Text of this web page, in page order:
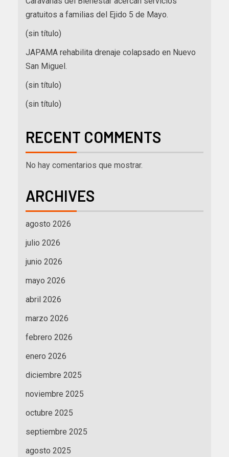
gratuitos a familias del Ejido 5 de Mayo.
(sin título)
JAPAMA rehabilita drenaje colapsado en Nuevo
San Miguel.
(sin título)
(sin título)
RECENT COMMENTS
No hay comentarios que mostrar.
ARCHIVES
agosto 2026
julio 2026
junio 2026
mayo 2026
abril 2026
marzo 2026
febrero 2026
enero 2026
diciembre 2025
noviembre 2025
octubre 2025
septiembre 2025
agosto 2025